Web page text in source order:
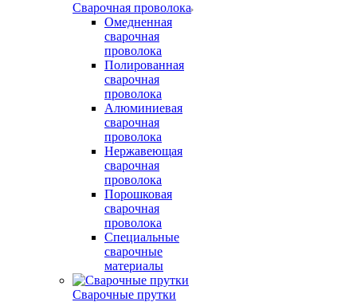
Сварочная проволока
Омедненная
сварочная
проволока
Полированная
сварочная
проволока
Алюминиевая
сварочная
проволока
Нержавеющая
сварочная
проволока
Порошковая
сварочная
проволока
Специальные
сварочные
материалы
Сварочные прутки